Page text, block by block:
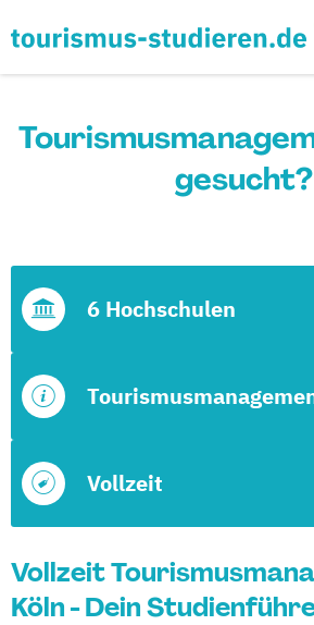
gesucht?
Vollzeit
6 Hochschulen
Vollzeit
Köln - Dein